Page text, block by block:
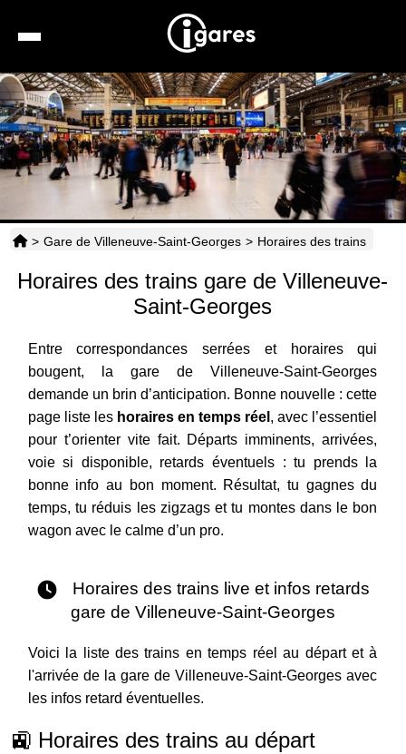
Recherche
Location de voiture
Hôtels
Transports
Horaires
> Gare de Villeneuve-Saint-Georges > Horaires des trains
Horaires des trains gare de Villeneuve-
Saint-Georges
Entre correspondances serrées et horaires qui
bougent, la gare de Villeneuve-Saint-Georges
demande un brin d’anticipation. Bonne nouvelle : cette
page liste les horaires en temps réel , avec l’essentiel
pour t’orienter vite fait. Départs imminents, arrivées,
voie si disponible, retards éventuels : tu prends la
bonne info au bon moment. Résultat, tu gagnes du
temps, tu réduis les zigzags et tu montes dans le bon
wagon avec le calme d’un pro.
Horaires des trains live et infos retards
gare de Villeneuve-Saint-Georges
Voici la liste des trains en temps réel au départ et à
l'arrivée de la gare de Villeneuve-Saint-Georges avec
les infos retard éventuelles.
🚉 Horaires des trains au départ